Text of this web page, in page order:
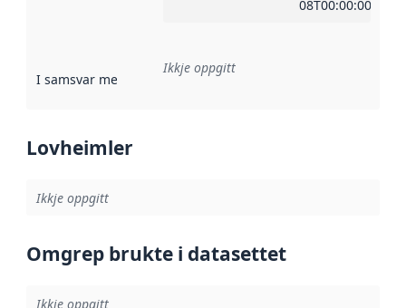
08T00:00:00Z
I samsvar med Referanse til ei implementeringsregel eller
Ikkje oppgitt
Lovheimler
Ikkje oppgitt
Omgrep brukte i datasettet
Ikkje oppgitt